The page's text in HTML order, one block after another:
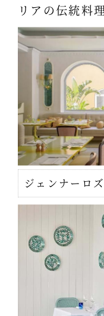
リアの伝統料
ジェンナーロズ